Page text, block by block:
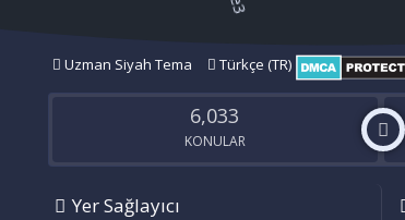
Uzman Siyah Tema Türkçe (TR)
6,033
KONULAR
Yer Sağlayıcı